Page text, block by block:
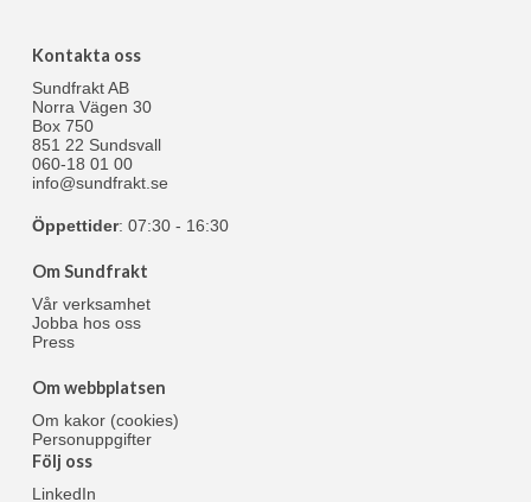
Kontakta oss
Sundfrakt AB
Norra Vägen 30
Box 750
851 22 Sundsvall
060-18 01 00
info@sundfrakt.se
Öppettider: 07:30 - 16:30
Om Sundfrakt
Vår verksamhet
Jobba hos oss
Press
Om webbplatsen
Om kakor (cookies)
Personuppgifter
Följ oss
LinkedIn